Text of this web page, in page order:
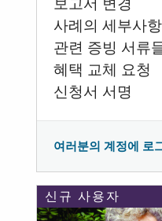
보고서 변경
사례의 세부사항
관련 증빙 서류
혜택 교체 요청
신청서 서명
여러분의 계정에 로
신규 사용자